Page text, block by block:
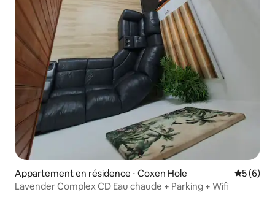
Appartement en résidence ⋅ Coxen Hole
5 (6)
Lavender Complex CD Eau chaude + Parking + Wifi